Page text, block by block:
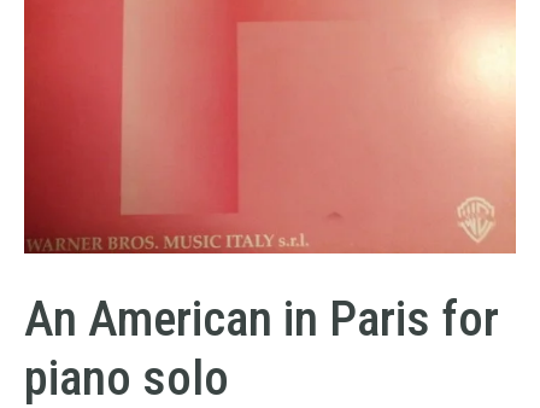
An American in Paris for
piano solo